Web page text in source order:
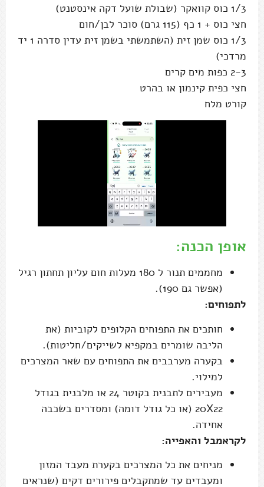
1/3 כוס קוואקר (שבולת שועל דקה אינסטנט)
חצי כוס + 1 כף (115 גרם) סוכר לבן/חום
1/3 כוס שמן זית (השתמשתי בשמן זית עדין סדרה 1 יד
מרדכי)
2-3 כפות מים קרים
חצי כפית קינמון או בהרט
קורט מלח
אופן הכנה:
מחממים תנור ל 180 מעלות חום עליון תחתון רגיל
(אפשר גם 190).
לתפוחים:
חותכים את התפוחים הקלופים לקוביות (את
הליבה שומרים במקפיא לשייקים/חליטות).
בקערה מערבבים את התפוחים עם שאר המצרכים
למילוי.
מעבירים לתבנית בקוטר 24 או מלבנית בגודל
20X22 (או כל גודל דומה) ומסדרים בשכבה
אחידה.
לקראמבל והאפייה:
מניחים את כל המצרכים בקערת מעבד המזון
ומעבדים עד שמתקבלים פירורים דקים (שנראים